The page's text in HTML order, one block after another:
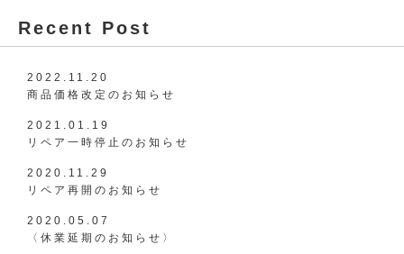
Recent Post
2022.11.20
商品価格改定のお知らせ
2021.01.19
リペア一時停止のお知らせ
2020.11.29
リペア再開のお知らせ
2020.05.07
〈休業延期のお知らせ〉